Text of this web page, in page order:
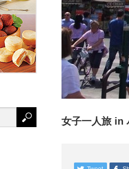
女子一人旅 in